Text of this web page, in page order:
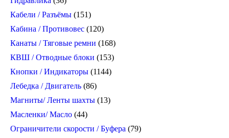
Кабели / Разъёмы (151)
Кабина / Противовес (120)
Канаты / Тяговые ремни (168)
КВШ / Отводные блоки (153)
Кнопки / Индикаторы (1144)
Лебедка / Двигатель (86)
Магниты/ Ленты шахты (13)
Масленки/ Масло (44)
Ограничители скорости / Буфера (79)